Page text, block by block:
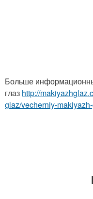
Больше
глаз http://
glaz/vecherniy-